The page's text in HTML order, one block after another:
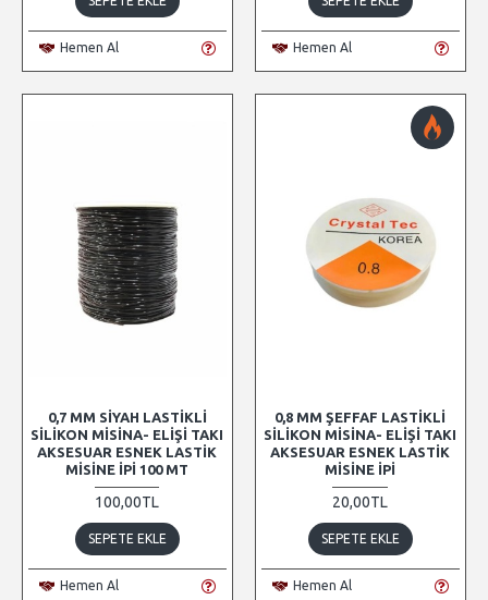
Hemen Al Hemen Al
0,7 MM SIYAH LASTIKLI
SILIKON MISINA- ELIŞI TAKI
AKSESUAR ESNEK LASTIK
MISINE İPI 100 MT
100,00TL
SEPETE EKLE
Hemen Al
0,8 MM ŞEFFAF LASTIKLI
SILIKON MISINA- ELIŞI TAKI
AKSESUAR ESNEK LASTIK
MISINE İPI
20,00TL
SEPETE EKLE
Hemen Al